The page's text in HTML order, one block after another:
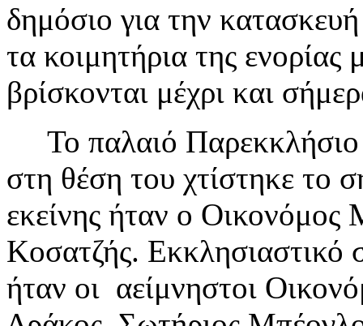
δημόσιο για την
τα κοιμητήρια της
βρίσκονται μέχρι και
Το παλαιό Παρεκκλήσιο
στη θέση του χτίστηκε το
εκείνης ήταν ο Οικονόμος
Κοσατζής. Εκκλησιαστικό
ήταν οι αείμνηστοι